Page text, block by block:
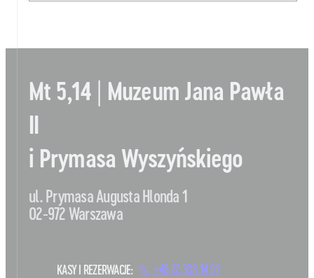
Mt 5,14 | Muzeum Jana Pawła
i Prymasa Wyszyńskiego
ul. Prymasa Augusta Hlonda 1
02-972 Warszawa
KASY I REZERWACJE: +48 22 308 14 91